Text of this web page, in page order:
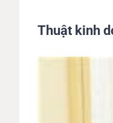
Thuật kinh